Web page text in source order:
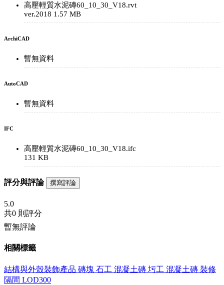
高壓輕質水泥磚60_10_30_V18.rvt
ver.2018 1.57 MB
ArchiCAD
暫無資料
AutoCAD
暫無資料
IFC
高壓輕質水泥磚60_10_30_V18.ifc
131 KB
評分與評論 撰寫評論
5.0
共0 則評分
暫無評論
相關標籤
結構與外殼裝飾產品 磚塊 石工 混凝土磚 圬工 混凝土磚 裝修
隔間 LOD300